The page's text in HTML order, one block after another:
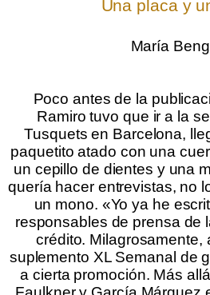
Una placa y
María
Poco antes de la
Ramiro tuvo que ir a la
Tusquets en Barcelona,
paquetito atado con una
un cepillo de dientes y una
quería hacer entrevistas, no
un mono. «Yo ya he
responsables de prensa de
crédito. Milagrosamente,
suplemento XL Semanal de
a cierta promoción. Más